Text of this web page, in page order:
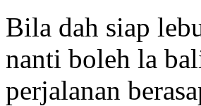
Bila dah siap
nanti boleh la
perjalanan